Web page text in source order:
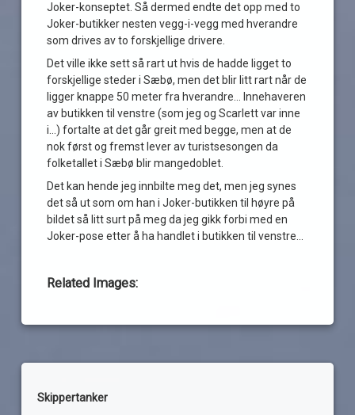
Joker-konseptet. Så dermed endte det opp med to
Joker-butikker nesten vegg-i-vegg med hverandre
som drives av to forskjellige drivere.
Det ville ikke sett så rart ut hvis de hadde ligget to
forskjellige steder i Sæbø, men det blir litt rart når de
ligger knappe 50 meter fra hverandre… Innehaveren
av butikken til venstre (som jeg og Scarlett var inne
i…) fortalte at det går greit med begge, men at de
nok først og fremst lever av turistsesongen da
folketallet i Sæbø blir mangedoblet.
Det kan hende jeg innbilte meg det, men jeg synes
det så ut som om han i Joker-butikken til høyre på
bildet så litt surt på meg da jeg gikk forbi med en
Joker-pose etter å ha handlet i butikken til venstre…
Related Images:
Skippertanker